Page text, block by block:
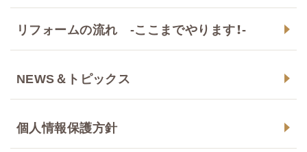
リフォームの流れ -ここまでやります！-
NEWS＆トピックス
個人情報保護方針